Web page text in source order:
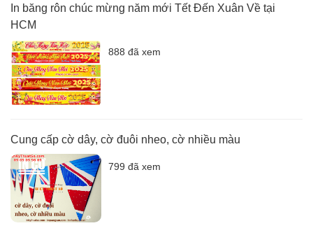
In băng rôn chúc mừng năm mới Tết Đến Xuân Về tại
HCM
888 đã xem
Cung cấp cờ dây, cờ đuôi nheo, cờ nhiều màu
799 đã xem